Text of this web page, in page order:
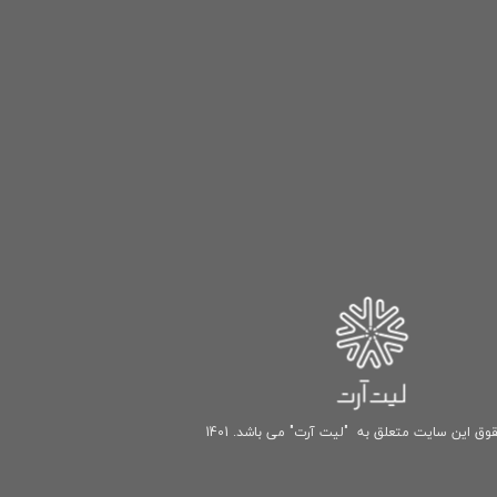
این سایت متعلق به "لیت آرت" می باشد. 1401